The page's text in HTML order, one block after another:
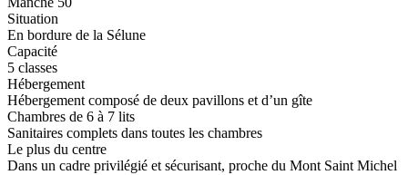
Situation
En bordure de la Sélune
Capacité
5 classes
Hébergement
Hébergement composé de deux pavillons et d’un gîte
Chambres de 6 à 7 lits
Sanitaires complets dans toutes les chambres
Le plus du centre
Dans un cadre privilégié et sécurisant, proche du Mont Saint Michel